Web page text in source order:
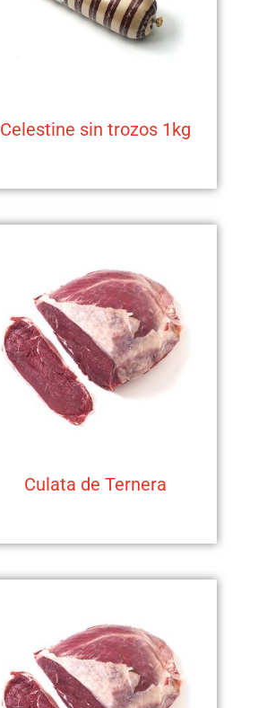
Celestine sin trozos 1kg
Culata de Ternera